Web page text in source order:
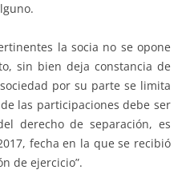
la socia no se opone
sin bien deja constancia de
por su parte se limita
las participaciones debe ser
derecho de separación, es
fecha en la que se recibió
de ejercicio”.